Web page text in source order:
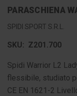
PARASCHIENA
SPIDI SPORT S.R.L.
SKU: Z201.700
Spidi Warrior L2
flessibile, studiato
CE EN 1621-2